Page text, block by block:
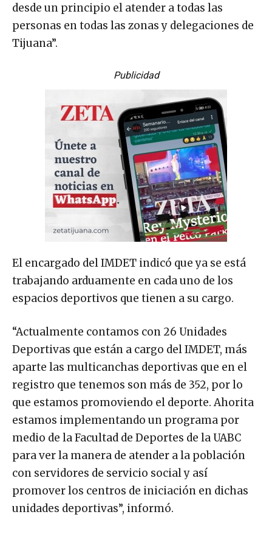
desde un principio el atender a todas las
personas en todas las zonas y delegaciones de
Tijuana”.
Publicidad
El encargado del IMDET indicó que ya se está
trabajando arduamente en cada uno de los
espacios deportivos que tienen a su cargo.
“Actualmente contamos con 26 Unidades
Deportivas que están a cargo del IMDET, más
aparte las multicanchas deportivas que en el
registro que tenemos son más de 352, por lo
que estamos promoviendo el deporte. Ahorita
estamos implementando un programa por
medio de la Facultad de Deportes de la UABC
para ver la manera de atender a la población
con servidores de servicio social y así
promover los centros de iniciación en dichas
unidades deportivas”, informó.